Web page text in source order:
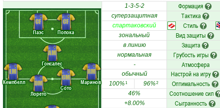
Кемпбелл
Лорето
Сото
Гонсалес
Маринов
Паэс Попока
LM
DM
CM
AM
RM
CF CF
1-3-5-2 Формация
суперзащитная Тактика
спартаковский Стиль
зональный Вид защиты
в линию Защита
нормальная Грубость игры
- Атмосфера
обычный Настрой на игру
100%1 96%2 Оптимальность
46% Соотношение сил
+8.00% Сыгранность